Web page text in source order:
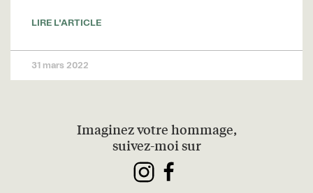
LIRE L'ARTICLE
31 mars 2022
Imaginez votre hommage,
suivez-moi sur